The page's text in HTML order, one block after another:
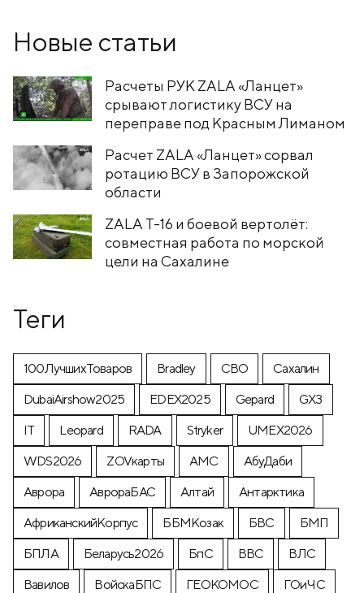
Новые статьи
Расчеты РУК ZALA «Ланцет»
срывают логистику ВСУ на
переправе под Красным Лиманом
Расчет ZALA «Ланцет» сорвал
ротацию ВСУ в Запорожской
области
ZALA T-16 и боевой вертолёт:
совместная работа по морской
цели на Сахалине
Теги
100ЛучшихТоваров Bradley CВО
Cахалин
DubaiAirshow2025
EDEX2025 Gepard
GX3
IT
Leopard RADA Stryker
UMEX2026
WDS2026
ZOVкарты АМС
АбуДаби
Аврора
АврораБАС Алтай
Антарктика
АфриканскийКорпус
ББМКозак БВС
БМП
БПЛА
Беларусь2026 БпС ВВС
ВЛС
Вавилов
ВойскаБПС ГЕОКОМОС
ГОиЧС